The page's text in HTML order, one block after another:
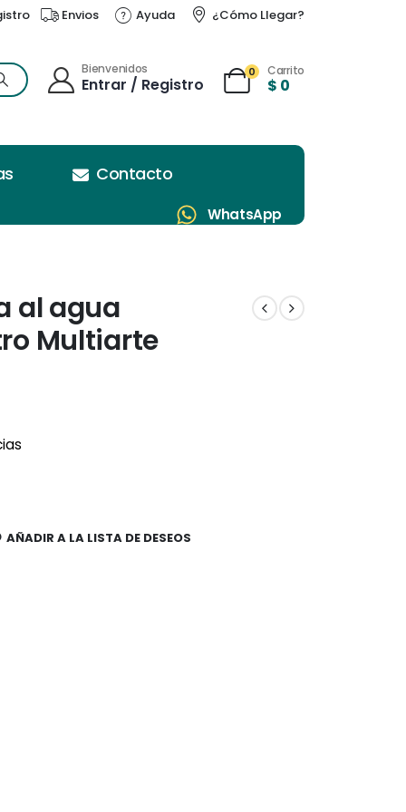
Envios Ayuda ¿Cómo Llegar?
Bienvenidos
Entrar / Registro
0 Carrito
$ 0
Contacto
WhatsApp
al agua
Multiarte
AÑADIR A LA LISTA DE DESEOS